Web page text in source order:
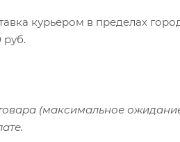
курьером в пределах
руб.
(максимальное ожидание